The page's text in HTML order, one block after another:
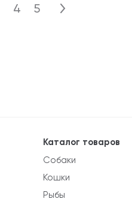
4 5
Каталог товаров
Собаки
Кошки
Рыбы